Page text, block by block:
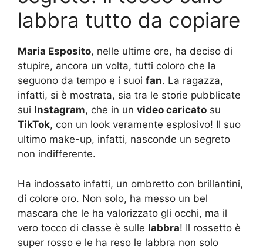
labbra tutto da copiare
Maria Esposito, nelle ultime ore, ha deciso di
stupire, ancora un volta, tutti coloro che la
seguono da tempo e i suoi fan. La ragazza,
infatti, si è mostrata, sia tra le storie pubblicate
sui Instagram, che in un video caricato su
TikTok, con un look veramente esplosivo! Il suo
ultimo make-up, infatti, nasconde un segreto
non indifferente.
Ha indossato infatti, un ombretto con brillantini,
di colore oro. Non solo, ha messo un bel
mascara che le ha valorizzato gli occhi, ma il
vero tocco di classe è sulle labbra! Il rossetto è
super rosso e le ha reso le labbra non solo